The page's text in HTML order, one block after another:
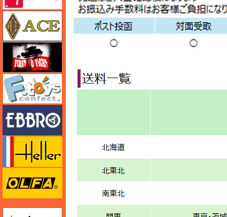
エース
エフトイズ